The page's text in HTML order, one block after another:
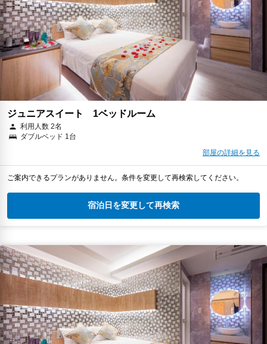
ジュニアスイート 1ベッドルーム
利用人数 2名
ダブルベッド 1台
部屋の詳細を見る
ご案内できるプランがありません。条件を変更して再検索してください。
宿泊日を変更して再検索